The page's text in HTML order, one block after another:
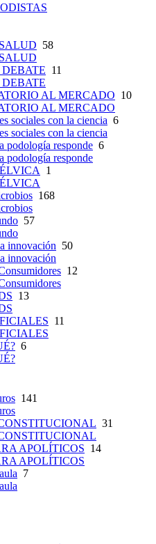
58
11
AL MERCADO 10
AL MERCADO
sociales con la ciencia 6
sociales con la ciencia
podología responde 6
podología responde
1
168
57
innovación 50
innovación
12
13
11
6
141
31
APOLÍTICOS 14
APOLÍTICOS
7